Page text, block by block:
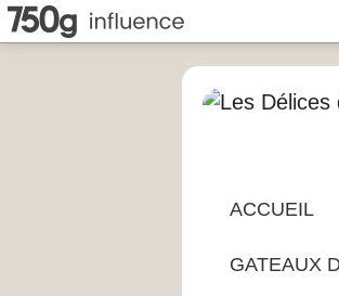
ACCUEIL
GATEAUX